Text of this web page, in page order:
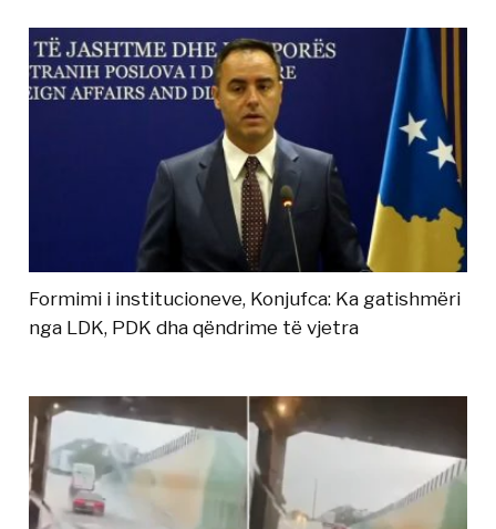
Formimi i institucioneve, Konjufca: Ka gatishmëri
nga LDK, PDK dha qëndrime të vjetra